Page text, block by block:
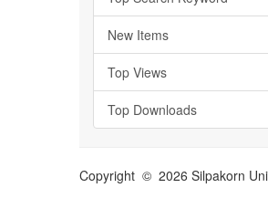
New Items
Top Views
Top Downloads
Copyright © 2026 Silpakorn